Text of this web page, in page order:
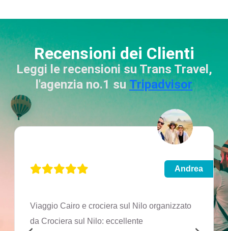
Recensioni dei Clienti
Leggi le recensioni su Trans Travel,
l'agenzia no.1 suTripadvisor
Andrea
Viaggio Cairo e crociera sul Nilo organizzato
da Crociera sul Nilo: eccellente